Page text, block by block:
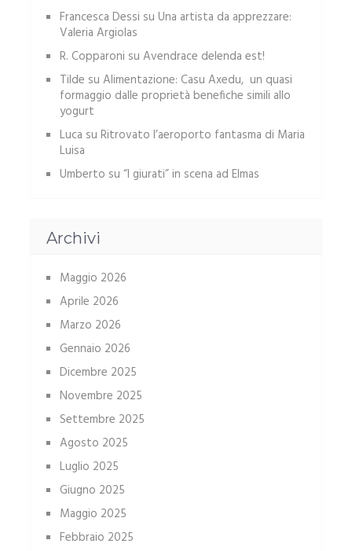
Francesca Dessi su Una artista da apprezzare:
Valeria Argiolas
R. Copparoni su Avendrace delenda est!
Tilde su Alimentazione: Casu Axedu, un quasi
formaggio dalle proprietà benefiche simili allo
yogurt
Luca su Ritrovato l’aeroporto fantasma di Maria
Luisa
Umberto su “I giurati” in scena ad Elmas
Archivi
Maggio 2026
Aprile 2026
Marzo 2026
Gennaio 2026
Dicembre 2025
Novembre 2025
Settembre 2025
Agosto 2025
Luglio 2025
Giugno 2025
Maggio 2025
Febbraio 2025